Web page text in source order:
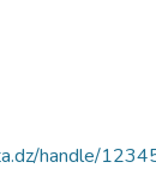
handle/